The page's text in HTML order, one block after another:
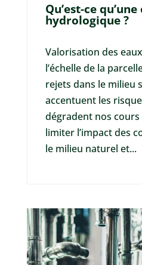
Qu’est-ce
hydrologique ?
Valorisation des
l’échelle de la
rejets dans le milieu
accentuent les
dégradent nos cours
limiter l’impact des
le milieu naturel et...